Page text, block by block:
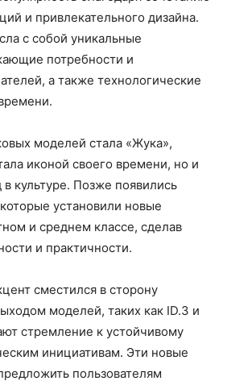
и привлекательного дизайна.
с собой уникальные
потребности и
а также технологические
моделей стала «Жука»,
иконой своего времени, но и
в культуре. Позже появились
установили новые
и среднем классе, сделав
и практичности.
сместился в сторону
моделей, таких как ID.3 и
стремление к устойчивому
инициативам. Эти новые
пользователям